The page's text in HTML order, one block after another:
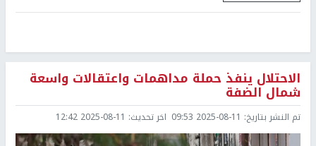
الاحتلال ينفذ حملة مداهمات واعتقالات واسعة
شمال الضفة
تم النشر بتاريخ: 2025-08-11 09:53 اخر تحديث: 2025-08-11 12:42